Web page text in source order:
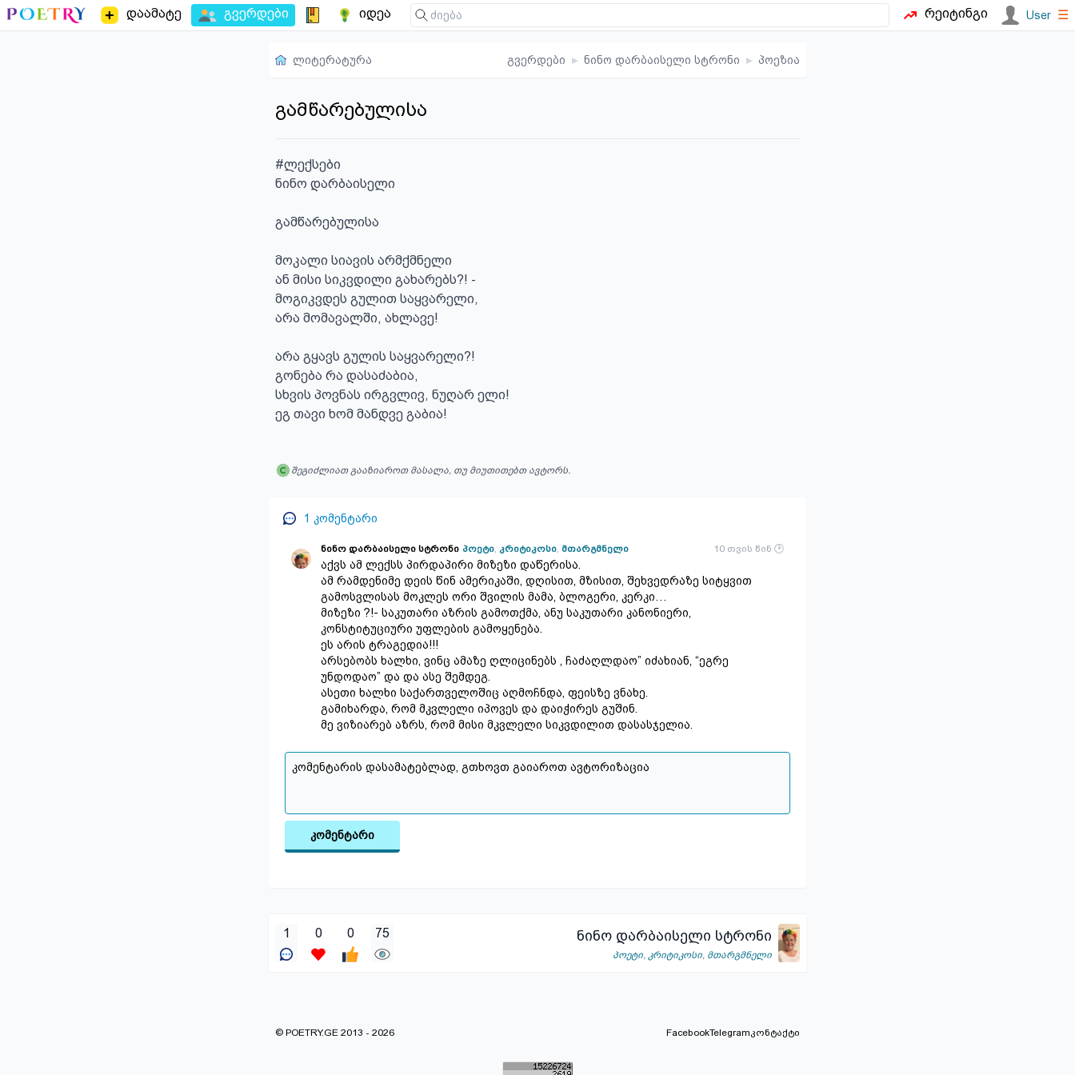
დაამატე გვერდები იდეა რეიტინგი User ☰
ლიტერატურა გვერდები ▸ ნინო დარბაისელი სტრონი ▸ პოეზია
გამწარებულისა
#ლექსები
ნინო დარბაისელი
გამწარებულისა
მოკალი სიავის არმქმნელი
ან მისი სიკვდილი გახარებს?! -
მოგიკვდეს გულით საყვარელი,
არა მომავალში, ახლავე!
არა გყავს გულის საყვარელი?!
გონება რა დასაძაბია,
სხვის პოვნას ირგვლივ, ნუღარ ელი!
ეგ თავი ხომ მანდვე გაბია!
შეგიძლიათ გააზიაროთ მასალა, თუ მიუთითებთ ავტორს.
1 კომენტარი
ნინო დარბაისელი სტრონი პოეტი, კრიტიკოსი, მთარგმნელი 10 თვის წინ
აქვს ამ ლექსს პირდაპირი მიზეზი დაწერისა.
ამ რამდენიმე დეის წინ ამერიკაში, დღისით, მზისით, შეხვედრაზე სიტყვით
გამოსვლისას მოკლეს ორი შვილის მამა, ბლოგერი, კერკი…
მიზეზი ?!- საკუთარი აზრის გამოთქმა, ანუ საკუთარი კანონიერი,
კონსტიტუციური უფლების გამოყენება.
ეს არის ტრაგედია!!!
არსებობს ხალხი, ვინც ამაზე ღლიცინებს , ჩაძაღლდაო” იძახიან, “ეგრე
უნდოდაო” და და ასე შემდეგ.
ასეთი ხალხი საქართველოშიც აღმოჩნდა, ფეისზე ვნახე.
გამიხარდა, რომ მკვლელი იპოვეს და დაიჭირეს გუშინ.
მე ვიზიარებ აზრს, რომ მისი მკვლელი სიკვდილით დასასჯელია.
კომენტარი
1 0 0 75 ნინო დარბაისელი სტრონი
პოეტი, კრიტიკოსი, მთარგმნელი
© POETRY.GE 2013 - 2026 FacebookTelegramკონტაქტი